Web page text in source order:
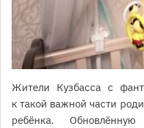
Жители Кузбасса с
к такой важной части
ребёнка.